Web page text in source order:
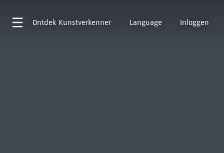
Ontdek Kunstverkenner Language Inloggen